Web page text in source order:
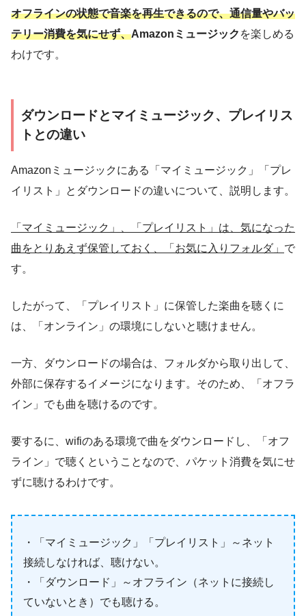
オフラインの状態で音楽を再生できるので、通信量やバッ
テリー消費を気にせず、Amazonミュージック を楽しめる
わけです。
ダウンロードとマイミュージック、プレイリス
トとの違い
Amazonミュージックにある「マイミュージック」「プレ
イリスト」とダウンロードの違いについて、説明します。
「マイミュージック」、「プレイリスト」は、気になった
曲をとりあえず保管しておく、「お気に入りフォルダ」 で
す。
したがって、「プレイリスト」に保管した楽曲を聴くに
は、「オンライン」の環境にしないと聴けません。
一方、ダウンロードの場合は、フォルダから取り出して、
外部に保存するイメージになります。そのため、「オフラ
イン」でも曲を聴けるのです。
要するに、wifiのある環境で曲をダウンロードし、「オフ
ライン」で聴くということなので、パケット消費を気にせ
ずに聴けるわけです。
・「マイミュージック」「プレイリスト」～ネット
接続しなければ、聴けない。
・「ダウンロード」～オフライン（ネットに接続し
ていないとき）でも聴ける。